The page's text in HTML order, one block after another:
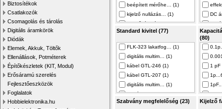
Biztosítékok
Csatlakozók
Csomagolás és tárolás
Digitális áramkörök
Diódák
Elemek, Akkuk, Töltők
Ellenállások, Potméterek
Építőkészletek (KIT, Modul)
Erősáramú szerelés
Fejlesztőeszközök
Foglalatok
Hobbielektronika.hu
beépített mérőhe… (1)
kijelző nullázás… (1)
lehetőség kábele… (1)
dióda teszt (1)
LED lámpa (1)
dioda és tranzis… (2)
DC
Standard kivitel (77)
FLK-323 lakatfog… (1)
digitális multim… (1)
kábel GTL-246 (1)
kábel GTL-207 (1)
digitális multim… (1)
digitális multim… (1)
K típusú pontszo… (4)
(80)
1 pF
Szabvány megfelelőség (23) Kijelző